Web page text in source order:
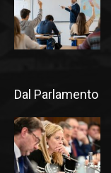
Dal Parlamento